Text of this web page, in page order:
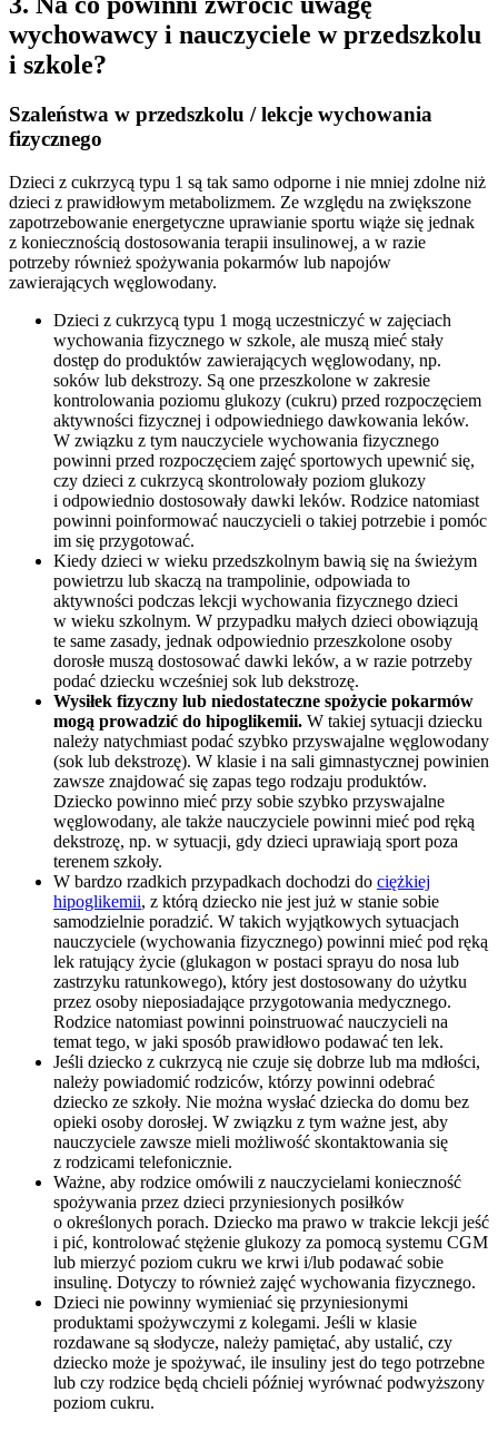
wychowawcy i nauczyciele w przedszkolu
i szkole?
Szaleństwa w przedszkolu / lekcje wychowania
fizycznego
Dzieci z cukrzycą typu 1 są tak samo odporne i nie mniej zdolne niż
dzieci z prawidłowym metabolizmem. Ze względu na zwiększone
zapotrzebowanie energetyczne uprawianie sportu wiąże się jednak
z koniecznością dostosowania terapii insulinowej, a w razie
potrzeby również spożywania pokarmów lub napojów
zawierających węglowodany.
Dzieci z cukrzycą typu 1 mogą uczestniczyć w zajęciach
wychowania fizycznego w szkole, ale muszą mieć stały
dostęp do produktów zawierających węglowodany, np.
soków lub dekstrozy. Są one przeszkolone w zakresie
kontrolowania poziomu glukozy (cukru) przed rozpoczęciem
aktywności fizycznej i odpowiedniego dawkowania leków.
W związku z tym nauczyciele wychowania fizycznego
powinni przed rozpoczęciem zajęć sportowych upewnić się,
czy dzieci z cukrzycą skontrolowały poziom glukozy
i odpowiednio dostosowały dawki leków. Rodzice natomiast
powinni poinformować nauczycieli o takiej potrzebie i pomóc
im się przygotować.
Kiedy dzieci w wieku przedszkolnym bawią się na świeżym
powietrzu lub skaczą na trampolinie, odpowiada to
aktywności podczas lekcji wychowania fizycznego dzieci
w wieku szkolnym. W przypadku małych dzieci obowiązują
te same zasady, jednak odpowiednio przeszkolone osoby
dorosłe muszą dostosować dawki leków, a w razie potrzeby
podać dziecku wcześniej sok lub dekstrozę.
Wysiłek fizyczny lub niedostateczne spożycie pokarmów
mogą prowadzić do hipoglikemii. W takiej sytuacji dziecku
należy natychmiast podać szybko przyswajalne węglowodany
(sok lub dekstrozę). W klasie i na sali gimnastycznej powinien
zawsze znajdować się zapas tego rodzaju produktów.
Dziecko powinno mieć przy sobie szybko przyswajalne
węglowodany, ale także nauczyciele powinni mieć pod ręką
dekstrozę, np. w sytuacji, gdy dzieci uprawiają sport poza
terenem szkoły.
W bardzo rzadkich przypadkach dochodzi do ciężkiej
hipoglikemii, z którą dziecko nie jest już w stanie sobie
samodzielnie poradzić. W takich wyjątkowych sytuacjach
nauczyciele (wychowania fizycznego) powinni mieć pod ręką
lek ratujący życie (glukagon w postaci sprayu do nosa lub
zastrzyku ratunkowego), który jest dostosowany do użytku
przez osoby nieposiadające przygotowania medycznego.
Rodzice natomiast powinni poinstruować nauczycieli na
temat tego, w jaki sposób prawidłowo podawać ten lek.
Jeśli dziecko z cukrzycą nie czuje się dobrze lub ma mdłości,
należy powiadomić rodziców, którzy powinni odebrać
dziecko ze szkoły. Nie można wysłać dziecka do domu bez
opieki osoby dorosłej. W związku z tym ważne jest, aby
nauczyciele zawsze mieli możliwość skontaktowania się
z rodzicami telefonicznie.
Ważne, aby rodzice omówili z nauczycielami konieczność
spożywania przez dzieci przyniesionych posiłków
o określonych porach. Dziecko ma prawo w trakcie lekcji jeść
i pić, kontrolować stężenie glukozy za pomocą systemu CGM
lub mierzyć poziom cukru we krwi i/lub podawać sobie
insulinę. Dotyczy to również zajęć wychowania fizycznego.
Dzieci nie powinny wymieniać się przyniesionymi
produktami spożywczymi z kolegami. Jeśli w klasie
rozdawane są słodycze, należy pamiętać, aby ustalić, czy
dziecko może je spożywać, ile insuliny jest do tego potrzebne
lub czy rodzice będą chcieli później wyrównać podwyższony
poziom cukru.